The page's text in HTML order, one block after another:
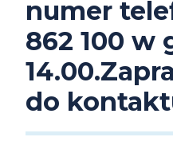
K
nowy
numer
numer
862 100 w
do